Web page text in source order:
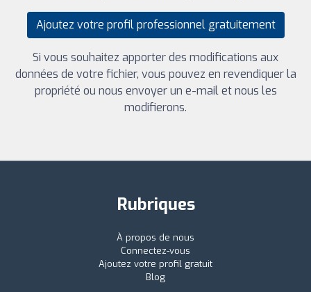
Ajoutez votre profil professionnel gratuitement
Si vous souhaitez apporter des modifications aux
données de votre fichier, vous pouvez en revendiquer la
propriété ou nous envoyer un e-mail et nous les
modifierons.
Rubriques
À propos de nous
Connectez-vous
Ajoutez votre profil gratuit
Blog